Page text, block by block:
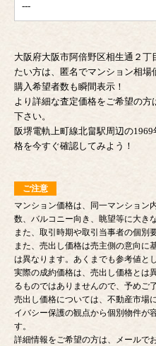
---
大阪府大阪市阿倍野区相生通２丁
たい方は、匿名でマンション相場
購入希望者数も瞬間表示！
より詳細な査定価格をご希望の
下さい。
阪堺電軌上町線北畠駅周辺の
格を今すぐ確認してみよう！
ご注意
マンション価格は、同一マンション
数、バルコニー向き、眺望等に大き
また、取引時期や取引当事者の個別
また、売出し価格は売主側の意向に
は異なります。あくまでも参考値と
実際の成約価格は、売出し価格とは
るものではありませんので、予めご
売出し価格については、不動産市場
イバシー保護の観点から個別物件が
す。
詳細情報をご希望の方は、メールで